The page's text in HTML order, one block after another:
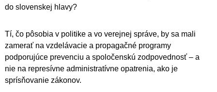
do slovenskej hlavy?
Tí, čo pôsobia v politike a vo verejnej správe, by sa mali
zamerať na vzdelávacie a propagačné programy
podporujúce prevenciu a spoločenskú zodpovednosť – a
nie na represívne administratívne opatrenia, ako je
sprísňovanie zákonov.